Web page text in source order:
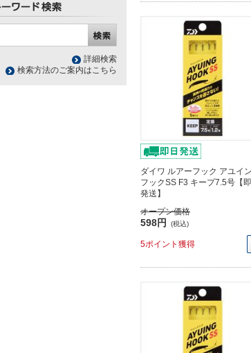
ダイワ ルアーフック アユイ
フックSS F3 キープ7.5号【
発送】
オープン価格
598円 (税込)
5ポイント獲得
詳細検索
検索方法のご案内はこちら